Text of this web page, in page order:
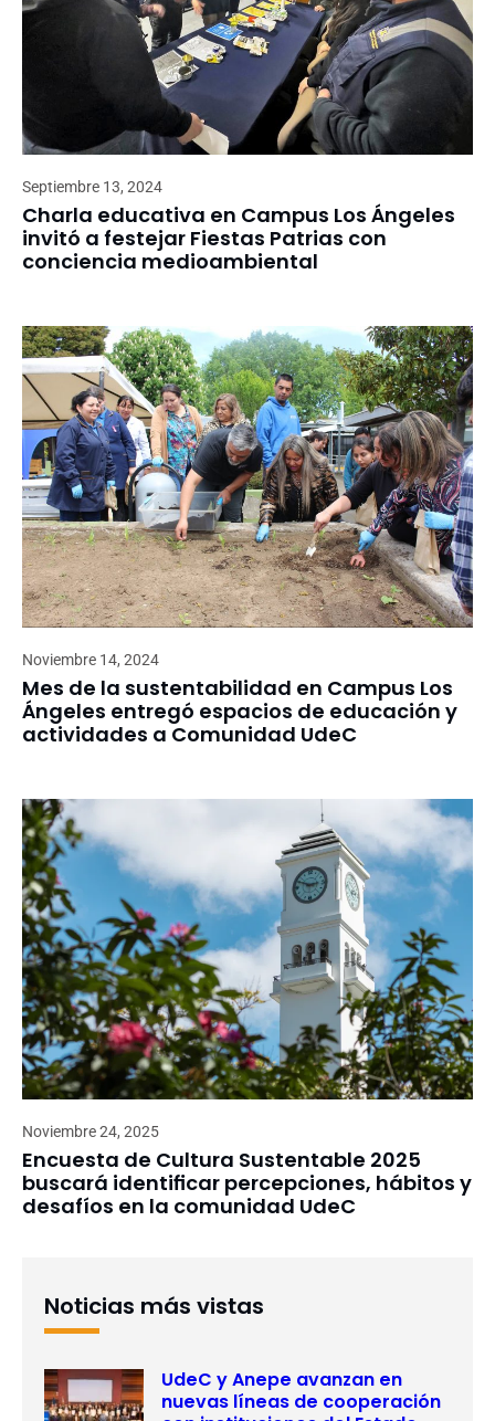
Septiembre 13, 2024
Charla educativa en Campus Los Ángeles
invitó a festejar Fiestas Patrias con
conciencia medioambiental
Noviembre 14, 2024
Mes de la sustentabilidad en Campus Los
Ángeles entregó espacios de educación y
actividades a Comunidad UdeC
Noviembre 24, 2025
Encuesta de Cultura Sustentable 2025
buscará identificar percepciones, hábitos y
desafíos en la comunidad UdeC
Noticias más vistas
UdeC y Anepe avanzan en
nuevas líneas de cooperación